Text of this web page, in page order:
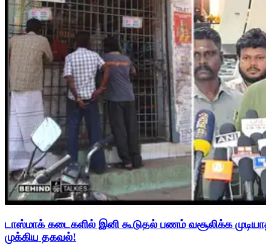
டாஸ்மாக் கடைகளில் இனி கூடுதல் பணம் வசூலிக்க
முக்கிய தகவல்!